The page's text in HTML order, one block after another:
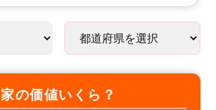
家の価値いくら？